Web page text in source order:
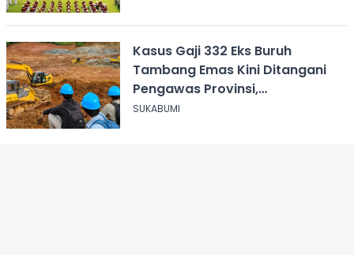
Kasus Gaji 332 Eks Buruh
Tambang Emas Kini Ditangani
Pengawas Provinsi,
Disnakertrans Sukabumi Terus
SUKABUMI